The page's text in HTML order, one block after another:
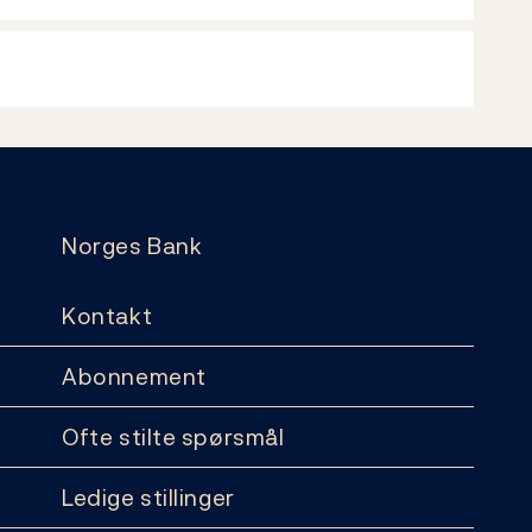
Norges Bank
Kontakt
Abonnement
Ofte stilte spørsmål
Ledige stillinger